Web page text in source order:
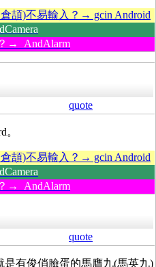
頡)不易輸入？→ gcin Android
→ AndAlarm
quote
頡)不易輸入？→ gcin Android
→ AndAlarm
quote
是有俊俏臉蛋的馬膺九(馬英九)